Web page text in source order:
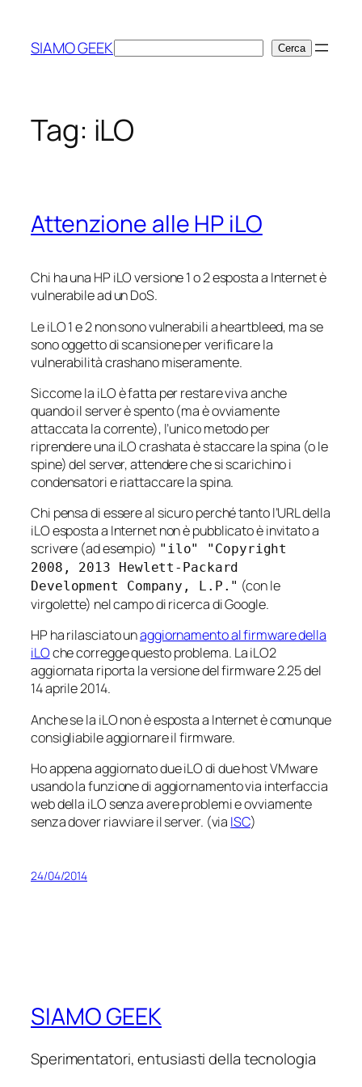
contenuto
SIAMO GEEKCerca Cerca
Tag: iLO
Attenzione alle HP iLO
Chi ha una HP iLO versione 1 o 2 esposta a Internet è
vulnerabile ad un DoS.
Le iLO 1 e 2 non sono vulnerabili a heartbleed, ma se
sono oggetto di scansione per verificare la
vulnerabilità crashano miseramente.
Siccome la iLO è fatta per restare viva anche
quando il server è spento (ma è ovviamente
attaccata la corrente), l’unico metodo per
riprendere una iLO crashata è staccare la spina (o le
spine) del server, attendere che si scarichino i
condensatori e riattaccare la spina.
Chi pensa di essere al sicuro perché tanto l’URL della
iLO esposta a Internet non è pubblicato è invitato a
scrivere (ad esempio) "ilo" "Copyright
2008, 2013 Hewlett-Packard
Development Company, L.P." (con le
virgolette) nel campo di ricerca di Google.
HP ha rilasciato unaggiornamento al firmware della
iLOche corregge questo problema. La iLO2
aggiornata riporta la versione del firmware 2.25 del
14 aprile 2014.
Anche se la iLO non è esposta a Internet è comunque
consigliabile aggiornare il firmware.
Ho appena aggiornato due iLO di due host VMware
usando la funzione di aggiornamento via interfaccia
web della iLO senza avere problemi e ovviamente
senza dover riavviare il server. (via ISC)
24/04/2014
SIAMO GEEK
Sperimentatori, entusiasti della tecnologia